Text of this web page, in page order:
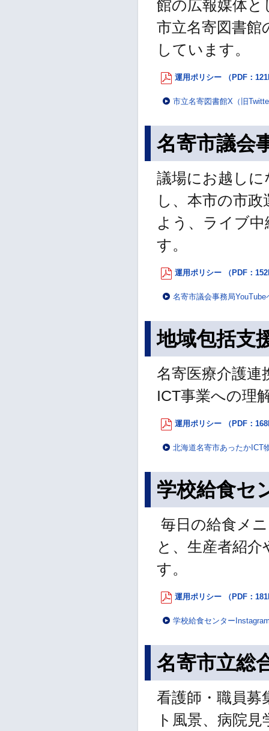
館の広報媒体
市立名寄図書館
しています。
運用ポリシー （PDF：
市立名寄図書館X（旧
名寄市議会
議場にお越し
し、本市の市
よう、ライブ
す。
運用ポリシー （PDF：
名寄市議会事務局
地域包括支
名寄医療介護連
ICT事業への理
運用ポリシー （PDF：
北海道名寄市あったかICT
学校給食セ
毎⽇の給⾷メ
と、⽣産者紹
す。
運用ポリシー （PDF：
学校給食センター
名寄市立総
看護師・職員募
ト風景、病院